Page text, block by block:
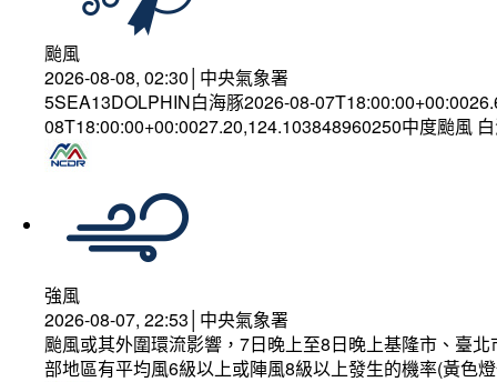
颱風
2026-08-08, 02:30│中央氣象署
5SEA13DOLPHIN白海豚2026-08-
08T18:00:00+00:0027.20,124.103848960250中度颱風
強風
2026-08-07, 22:53│中央氣象署
颱風或其外圍環流影響，7日晚上至8日晚上基隆市、臺
部地區有平均風6級以上或陣風8級以上發生的機率(黃色